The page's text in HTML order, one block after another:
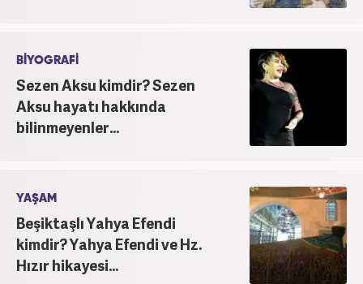
BİYOGRAFİ
Sezen Aksu kimdir? Sezen
Aksu hayatı hakkında
bilinmeyenler...
YAŞAM
Beşiktaşlı Yahya Efendi
kimdir? Yahya Efendi ve Hz.
Hızır hikayesi...